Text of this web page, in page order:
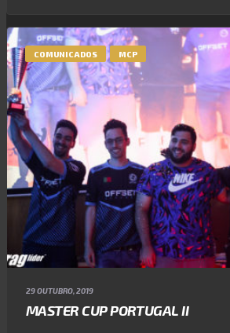
COMUNICADOS MCP
29 OUTUBRO, 2019
MASTER CUP PORTUGAL II